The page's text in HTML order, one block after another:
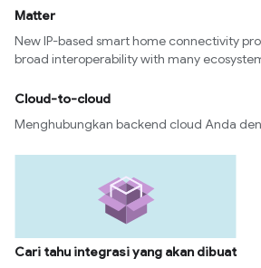
Matter
New IP-based smart home connectivity
broad interoperability with many
Cloud-to-cloud
Menghubungkan backend cloud Anda
Cari tahu integrasi yang akan dibuat